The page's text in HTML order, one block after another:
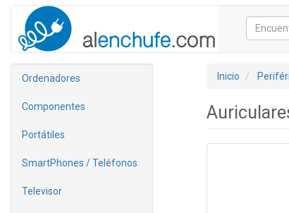
Ordenadores
Componentes
Portátiles
SmartPhones / Teléfonos
Televisor
Inicio